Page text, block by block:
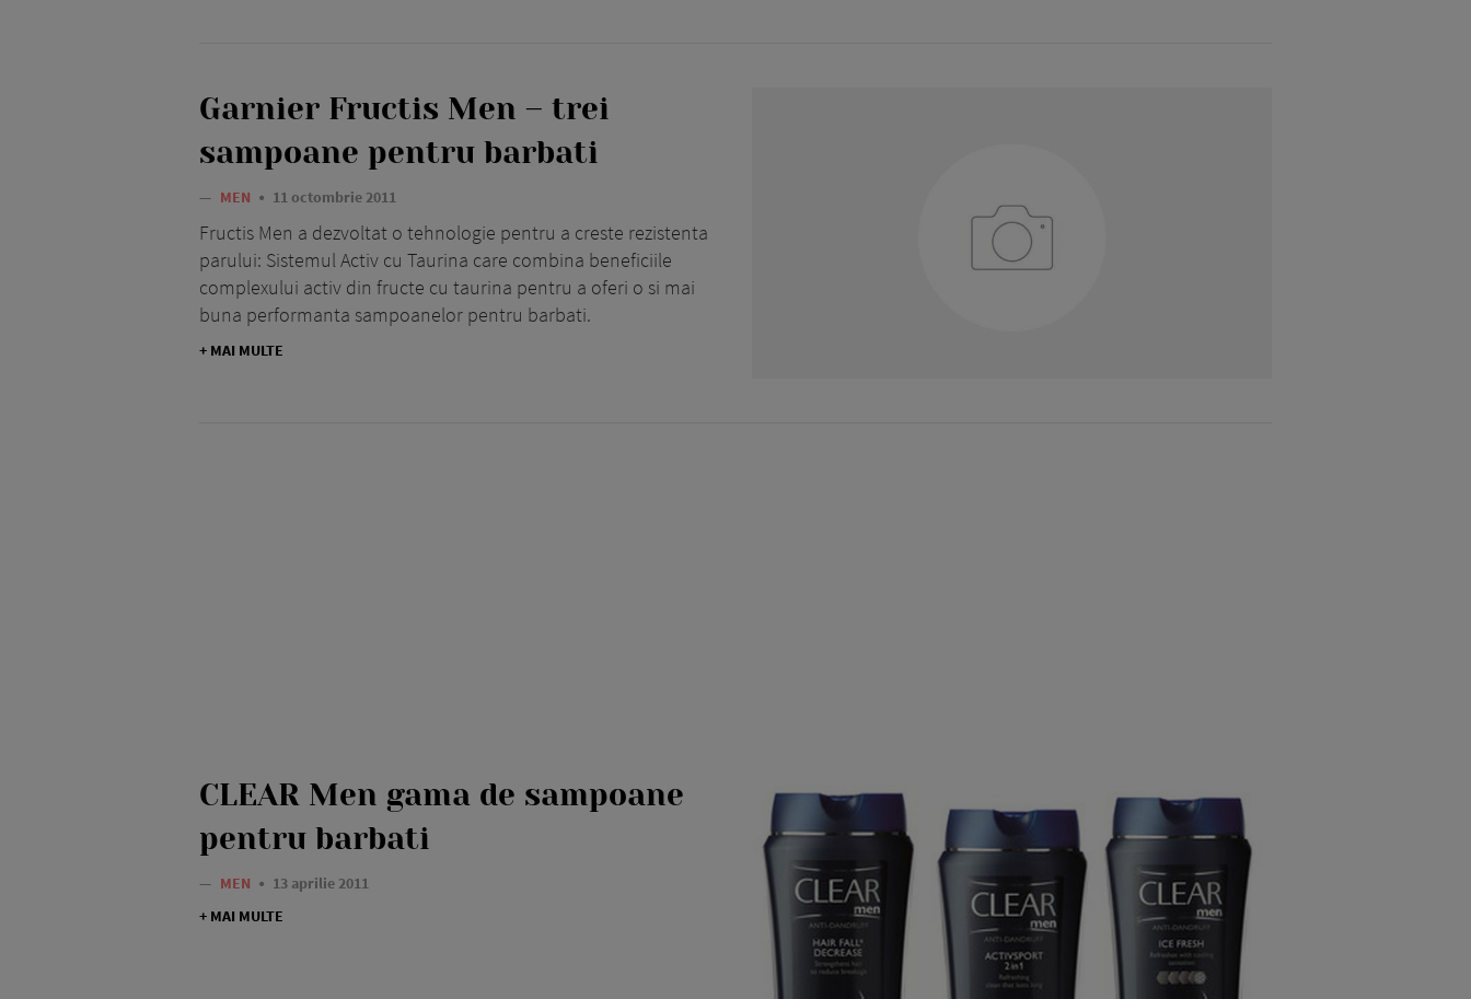
Garnier Fructis Men – trei
sampoane pentru barbati
— MEN 11 octombrie 2011
Fructis Men a dezvoltat o tehnologie pentru a creste rezistenta
parului: Sistemul Activ cu Taurina care combina beneficiile
complexului activ din fructe cu taurina pentru a oferi o si mai
buna performanta sampoanelor pentru barbati.
+ MAI MULTE
CLEAR Men gama de sampoane
pentru barbati
— MEN
13 aprilie 2011
+ MAI MULTE